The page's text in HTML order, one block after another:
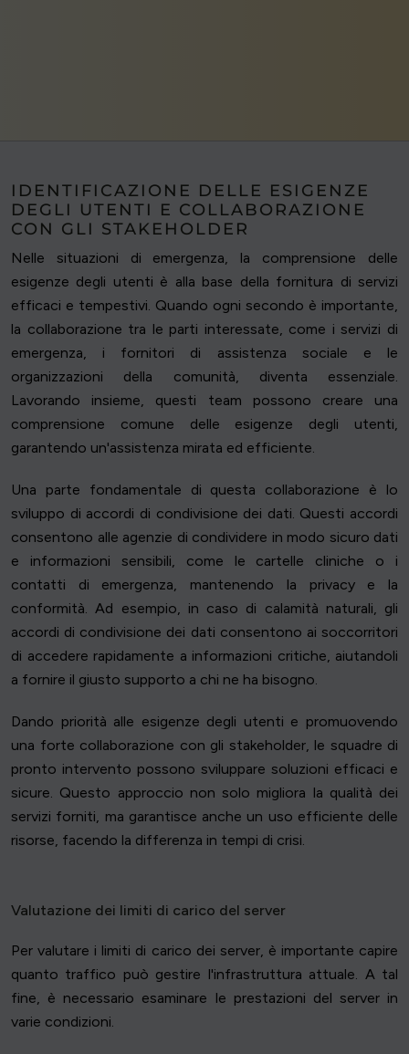
IDENTIFICAZIONE DELLE ESIGENZE
DEGLI UTENTI E COLLABORAZIONE
CON GLI STAKEHOLDER
Nelle situazioni di emergenza, la comprensione delle
esigenze degli utenti è alla base della fornitura di servizi
efficaci e tempestivi. Quando ogni secondo è importante,
la collaborazione tra le parti interessate, come i servizi di
emergenza, i fornitori di assistenza sociale e le
organizzazioni della comunità, diventa essenziale.
Lavorando insieme, questi team possono creare una
comprensione comune delle esigenze degli utenti,
garantendo un'assistenza mirata ed efficiente.
Una parte fondamentale di questa collaborazione è lo
sviluppo di accordi di condivisione dei dati. Questi accordi
consentono alle agenzie di condividere in modo sicuro dati
e informazioni sensibili, come le cartelle cliniche o i
contatti di emergenza, mantenendo la privacy e la
conformità. Ad esempio, in caso di calamità naturali, gli
accordi di condivisione dei dati consentono ai soccorritori
di accedere rapidamente a informazioni critiche, aiutandoli
a fornire il giusto supporto a chi ne ha bisogno.
Dando priorità alle esigenze degli utenti e promuovendo
una forte collaborazione con gli stakeholder, le squadre di
pronto intervento possono sviluppare soluzioni efficaci e
sicure. Questo approccio non solo migliora la qualità dei
servizi forniti, ma garantisce anche un uso efficiente delle
risorse, facendo la differenza in tempi di crisi.
Valutazione dei limiti di carico del server
Per valutare i limiti di carico dei server, è importante capire
quanto traffico può gestire l'infrastruttura attuale. A tal
fine, è necessario esaminare le prestazioni del server in
varie condizioni.